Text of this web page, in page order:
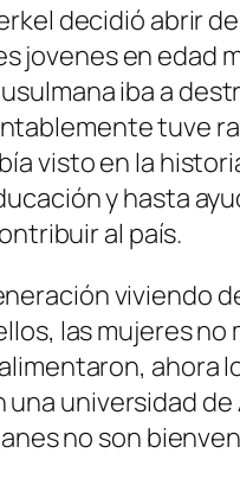
decidió abrir
jovenes en edad
iba a
tuve
visto en la
y hasta
al país.
viviendo
las mujeres no
ahora
universidad de
no son